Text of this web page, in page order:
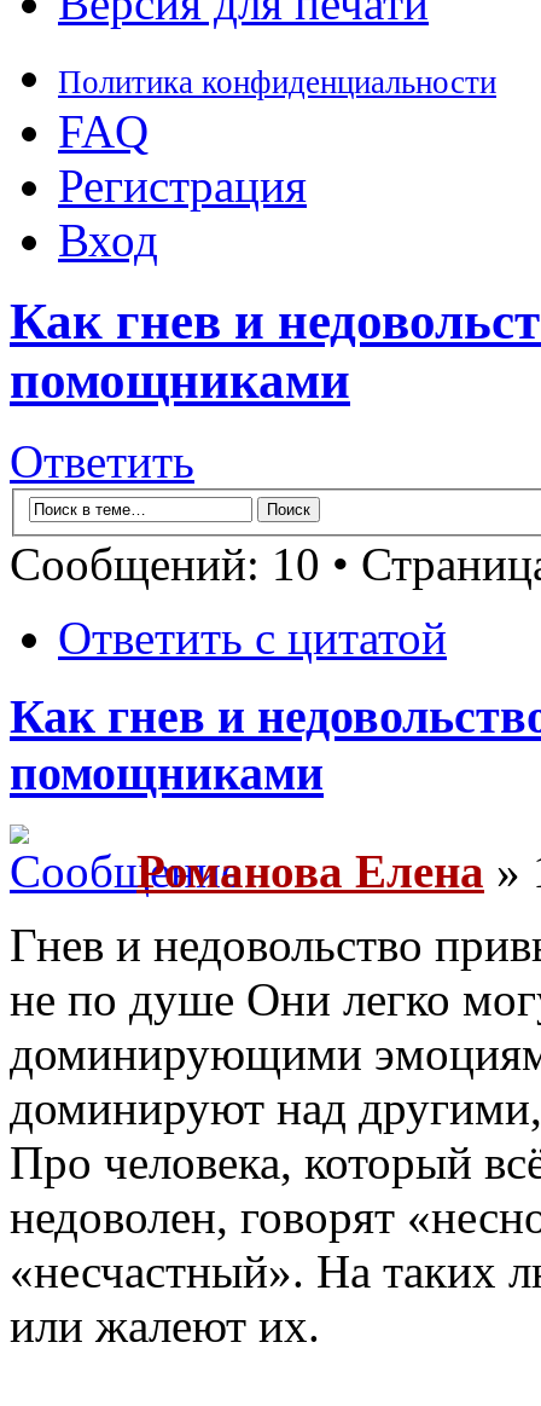
Политика конфиденциальности
FAQ
Регистрация
Вход
Как гнев и
помощниками
Ответить
Сообщений: 10 •
Ответить с цитатой
Как гнев и
помощниками
Романова Елена »
Гнев и недовольство
не по душе Они легко
доминирующими
доминируют над
Про человека, который
недоволен, говорят
«несчастный». На таких
или жалеют их.